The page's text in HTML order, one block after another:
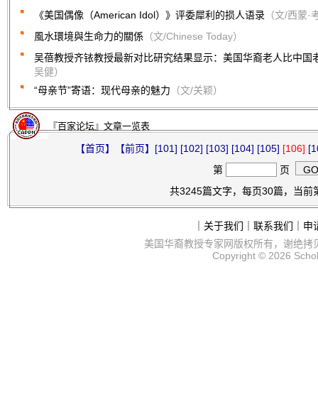
《美国偶像（American Idol）》评委犀利的损人语录 （文/西蒙·
風水環境與生命力的關係 （文/Chinese Today）
吴蓓教授齐铱教授最新对比研究结果显示：美国华裔老人比中国
吴健）
“母亲节”寄语：现代母亲的魅力 （文/关颖）
『百家论坛』文章一览表
【首页】 【前页】 [101] [102] [103] [104] [105] [106]
第
页
共3245篇文字，每页30篇，当前
关于我们 联系我们
申
美国华裔教授专家网版权所有，谢绝拷
Copyright © 2026